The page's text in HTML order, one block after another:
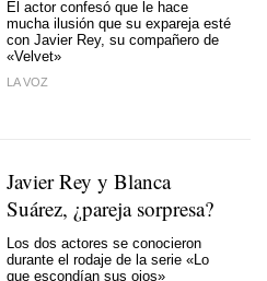
El actor confesó que le hace
mucha ilusión que su expareja esté
con Javier Rey, su compañero de
«Velvet»
LA VOZ
Javier Rey y Blanca
Suárez, ¿pareja sorpresa?
Los dos actores se conocieron
durante el rodaje de la serie «Lo
que escondían sus ojos»